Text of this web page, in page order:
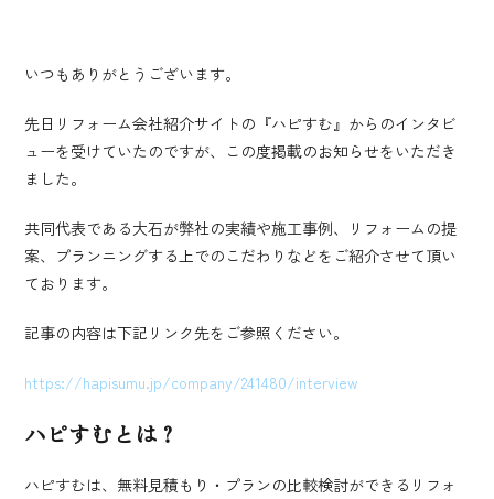
いつもありがとうございます。
先日リフォーム会社紹介サイトの『ハピすむ』からのインタビ
ューを受けていたのですが、この度掲載のお知らせをいただき
ました。
共同代表である大石が弊社の実績や施工事例、リフォームの提
案、プランニングする上でのこだわりなどをご紹介させて頂い
ております。
記事の内容は下記リンク先をご参照ください。
https://hapisumu.jp/company/241480/interview
ハピすむとは？
ハピすむは、無料見積もり・プランの比較検討ができるリフォ